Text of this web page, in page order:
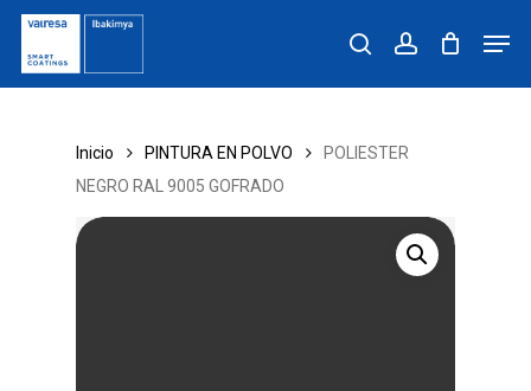
Skip
main
content
searchaccount
Inicio PINTURA EN POLVO
POLIESTER
NEGRO RAL 9005 GOFRADO